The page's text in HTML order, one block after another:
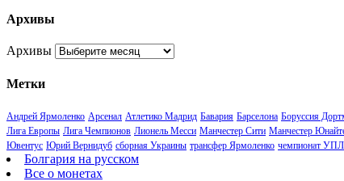
Архивы
Архивы
Метки
Андрей Ярмоленко Арсенал Атлетико Мадрид Бавария Барселона Боруссия
Лига Европы Лига Чемпионов Лионель Месси Манчестер Сити Манчестер
Ювентус Юрий Вернидуб сборная Украины трансфер Ярмоленко чемпионат УПЛ
Болгария на русском
Все о монетах